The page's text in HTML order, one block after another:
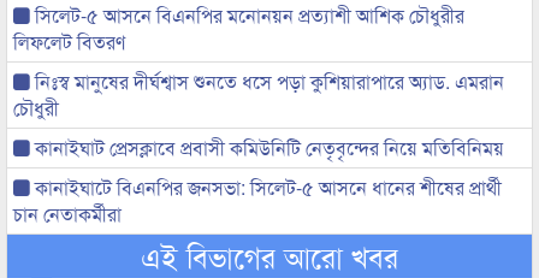
সিলেট-৫ আসনে বিএনপির মনোনয়ন প্রত্যাশী আশিক চৌধুরীর
লিফলেট বিতরণ
নিঃস্ব মানুষের দীর্ঘশ্বাস শুনতে ধসে পড়া কুশিয়ারাপারে অ্যাড. এমরান
চৌধুরী
কানাইঘাট প্রেসক্লাবে প্রবাসী কমিউনিটি নেতৃবৃন্দের নিয়ে মতিবিনিময়
কানাইঘাটে বিএনপির জনসভা: সিলেট-৫ আসনে ধানের শীষের প্রার্থী
চান নেতাকর্মীরা
এই বিভাগের আরো খবর